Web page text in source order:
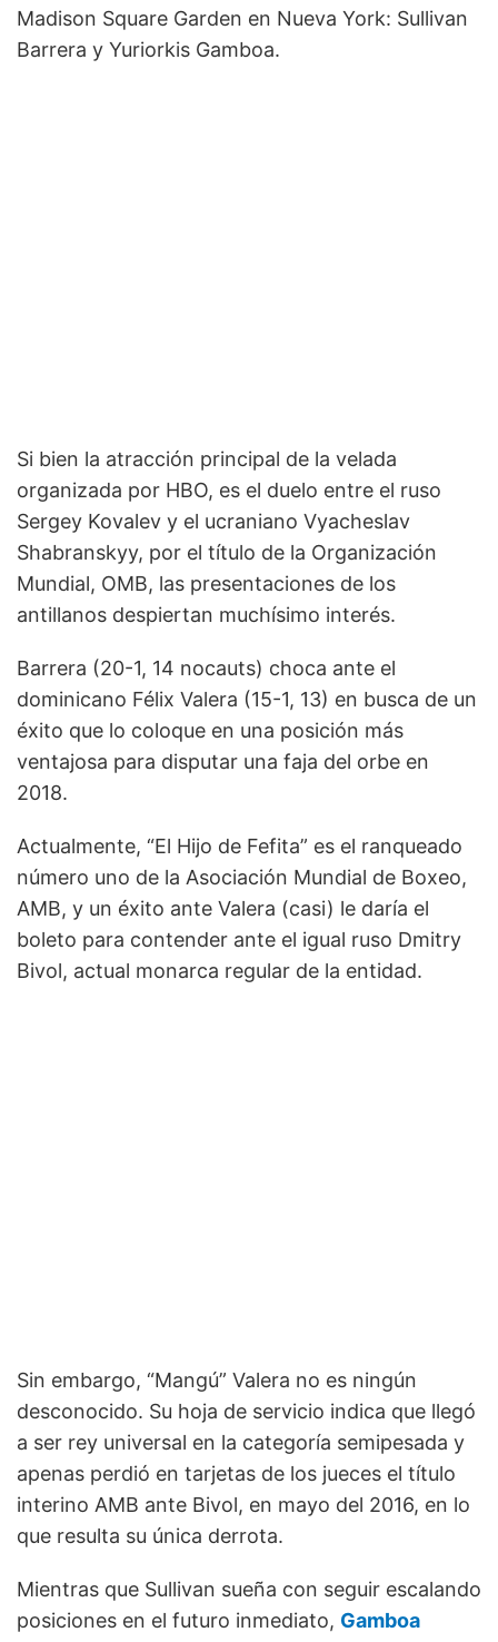
Madison Square Garden en Nueva York: Sullivan
Barrera y Yuriorkis Gamboa.
Si bien la atracción principal de la velada
organizada por HBO, es el duelo entre el ruso
Sergey Kovalev y el ucraniano Vyacheslav
Shabranskyy, por el título de la Organización
Mundial, OMB, las presentaciones de los
antillanos despiertan muchísimo interés.
Barrera (20-1, 14 nocauts) choca ante el
dominicano Félix Valera (15-1, 13) en busca de un
éxito que lo coloque en una posición más
ventajosa para disputar una faja del orbe en
2018.
Actualmente, “El Hijo de Fefita” es el ranqueado
número uno de la Asociación Mundial de Boxeo,
AMB, y un éxito ante Valera (casi) le daría el
boleto para contender ante el igual ruso Dmitry
Bivol, actual monarca regular de la entidad.
Sin embargo, “Mangú” Valera no es ningún
desconocido. Su hoja de servicio indica que llegó
a ser rey universal en la categoría semipesada y
apenas perdió en tarjetas de los jueces el título
interino AMB ante Bivol, en mayo del 2016, en lo
que resulta su única derrota.
Mientras que Sullivan sueña con seguir escalando
posiciones en el futuro inmediato, Gamboa